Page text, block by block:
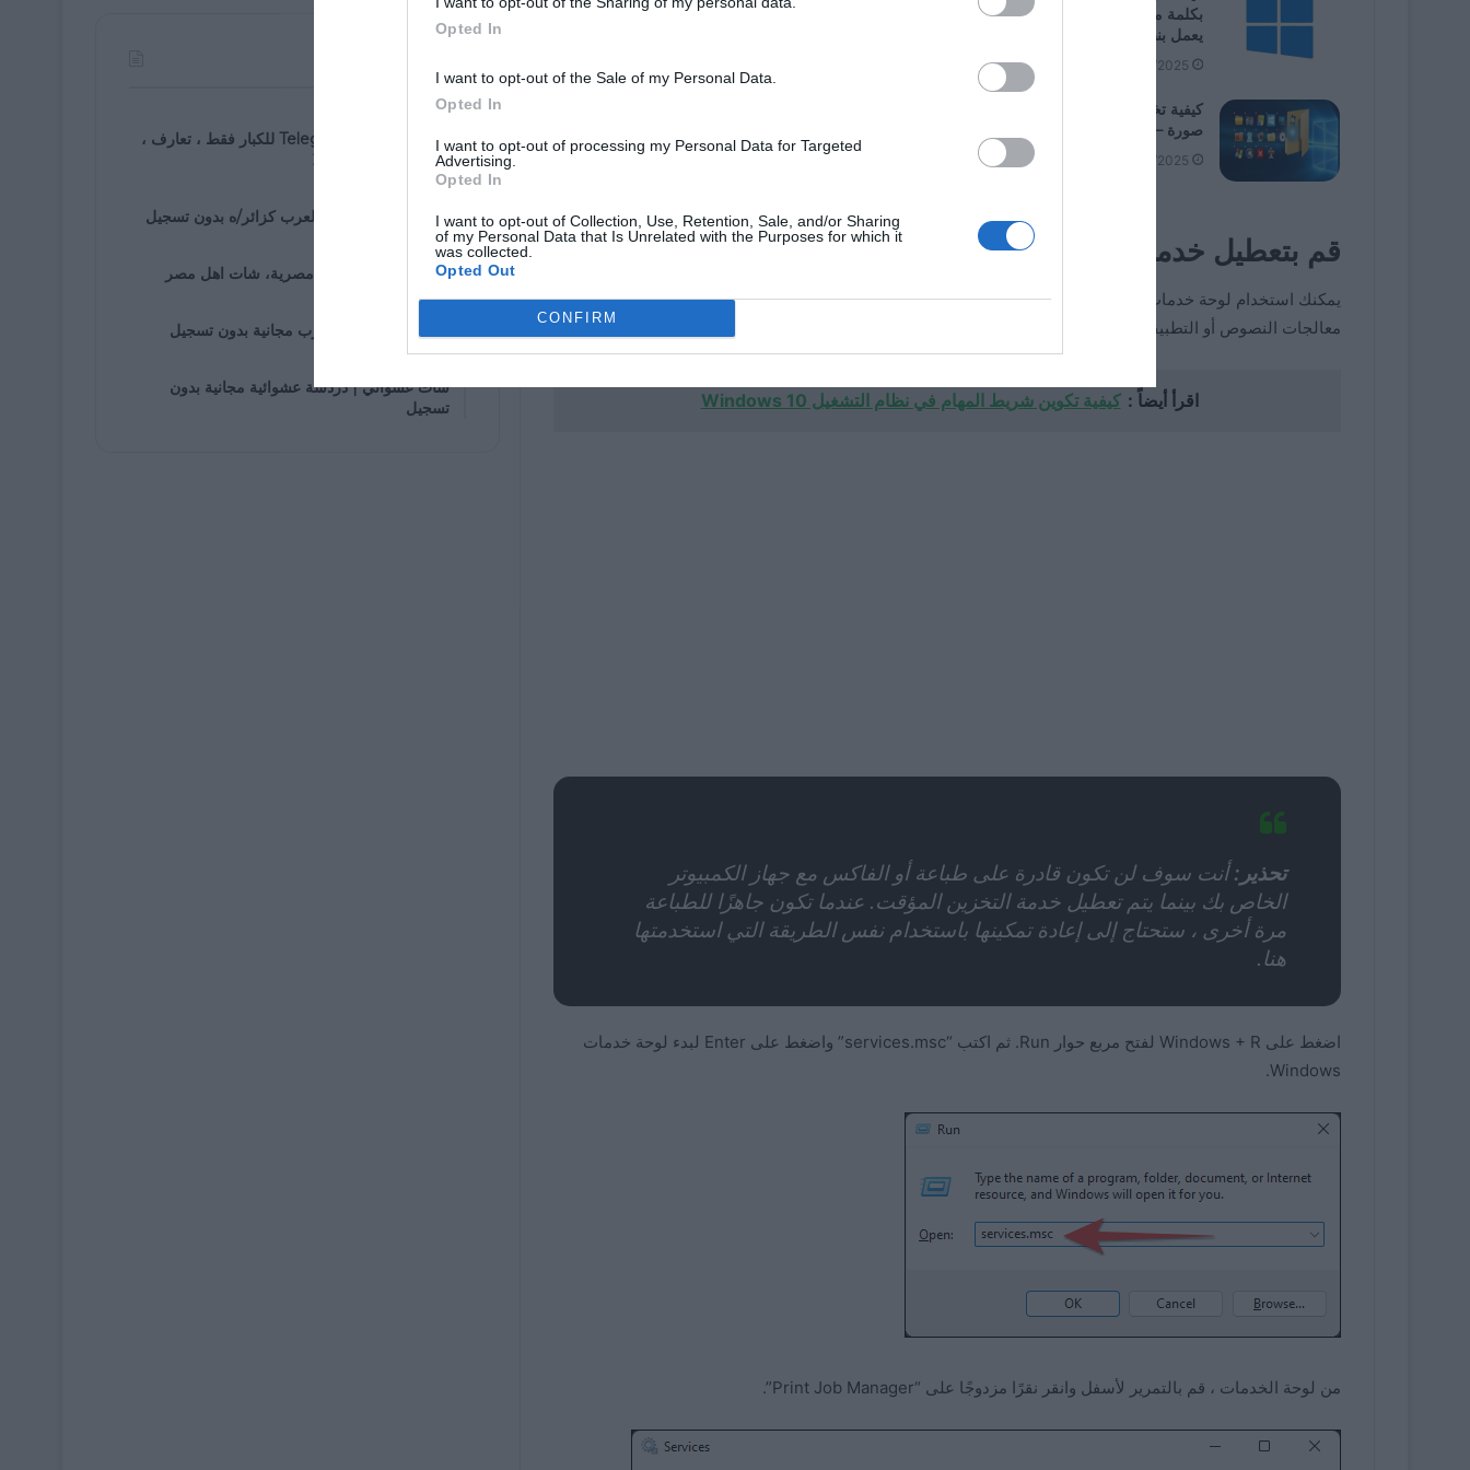
Opted In
I want to opt-out of the Sale of my Personal Data.
Opted In
I want to opt-out of processing my Personal Data for Targeted
Advertising.
Opted In
I want to opt-out of Collection, Use, Retention, Sale, and/or Sharing
of my Personal Data that Is Unrelated with the Purposes for which it
was collected.
Opted Out
CONFIRM
بكلمة مرور عند استخدام جهاز كمبيوتر
يعمل بنظام Windows 11؟
09/06/2025
الكمبيوتر الذي يعمل بنظام
كيفية تخصيص أيقونات المجلد وإضافة
صورة – Windows 11
08/02/2025
قم بتعطيل خدمة التخزين المؤقت من لوحة خدمات Windows
يمكنك استخدام لوحة خدمات Windows لتعطيل التشغيل التلقائي لخدمات التخزين المؤقت ، خاصة عند استخدام
معالجات النصوص أو التطبيقات المماثلة.
اقرأ أيضاً : كيفية تكوين شريط المهام في نظام التشغيل Windows 10
تحذير:أنت سوف لن تكون قادرة على طباعة أو الفاكس مع جهاز الكمبيوتر
الخاص بك بينما يتم تعطيل خدمة التخزين المؤقت. عندما تكون جاهزًا للطباعة
مرة أخرى ، ستحتاج إلى إعادة تمكينها باستخدام نفس الطريقة التي استخدمتها
هنا.
اضغط على Windows + R لفتح مربع حوار Run. ثم اكتب “services.msc” واضغط على Enter لبدء لوحة خدمات
Windows.
من لوحة الخدمات ، قم بالتمرير لأسفل وانقر نقرًا مزدوجًا على “Print Job Manager”.
07/30/2021
روابط مجموعة Telegram للكبار فقط ، تعارف ،
زواج ، دردشة ، 2025
دخول إلى شات اهل العرب كزائر/ه بدون تسجيل
01/25/2020
شات مصرى، دردشة مصرية، شات اهل مصر
غرف دردشة اهل العرب مجانية بدون تسجيل
شات عشوائي | دردشة عشوائية مجانية بدون
تسجيل